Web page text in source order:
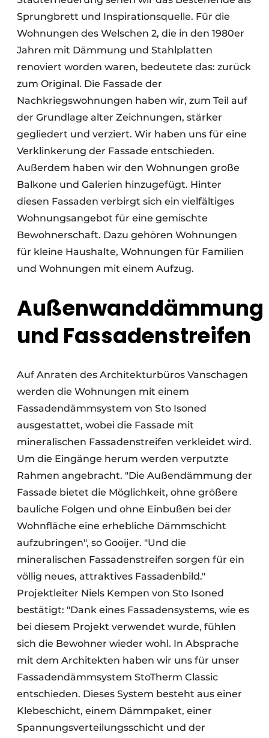
Sprungbrett und Inspirationsquelle. Für die
Wohnungen des Welschen 2, die in den 1980er
Jahren mit Dämmung und Stahlplatten
renoviert worden waren, bedeutete das: zurück
zum Original. Die Fassade der
Nachkriegswohnungen haben wir, zum Teil auf
der Grundlage alter Zeichnungen, stärker
gegliedert und verziert. Wir haben uns für eine
Verklinkerung der Fassade entschieden.
Außerdem haben wir den Wohnungen große
Balkone und Galerien hinzugefügt. Hinter
diesen Fassaden verbirgt sich ein vielfältiges
Wohnungsangebot für eine gemischte
Bewohnerschaft. Dazu gehören Wohnungen
für kleine Haushalte, Wohnungen für Familien
und Wohnungen mit einem Aufzug.
Außenwanddämmung
und Fassadenstreifen
Auf Anraten des Architekturbüros Vanschagen
werden die Wohnungen mit einem
Fassadendämmsystem von Sto Isoned
ausgestattet, wobei die Fassade mit
mineralischen Fassadenstreifen verkleidet wird.
Um die Eingänge herum werden verputzte
Rahmen angebracht. "Die Außendämmung der
Fassade bietet die Möglichkeit, ohne größere
bauliche Folgen und ohne Einbußen bei der
Wohnfläche eine erhebliche Dämmschicht
aufzubringen", so Gooijer. "Und die
mineralischen Fassadenstreifen sorgen für ein
völlig neues, attraktives Fassadenbild."
Projektleiter Niels Kempen von Sto Isoned
bestätigt: "Dank eines Fassadensystems, wie es
bei diesem Projekt verwendet wurde, fühlen
sich die Bewohner wieder wohl. In Absprache
mit dem Architekten haben wir uns für unser
Fassadendämmsystem StoTherm Classic
entschieden. Dieses System besteht aus einer
Klebeschicht, einem Dämmpaket, einer
Spannungsverteilungsschicht und der